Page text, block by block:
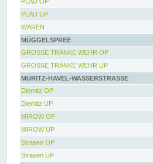
PLAU UP
WAREN
MÜGGELSPREE
GROSSE TRÄNKE WEHR OP
GROSSE TRÄNKE WEHR UP
MÜRITZ-HAVEL-WASSERSTRASSE
Diemitz OP
Diemitz UP
MIROW OP
MIROW UP
Strasen OP
Strasen UP